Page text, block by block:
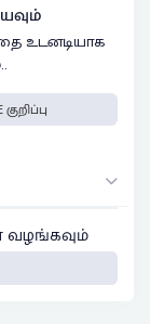
உடனடியாக
குறிப்பு
வழங்கவும்